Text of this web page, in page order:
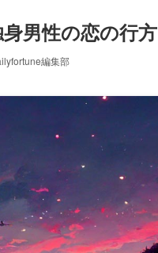
男性の恋の行方
編集部